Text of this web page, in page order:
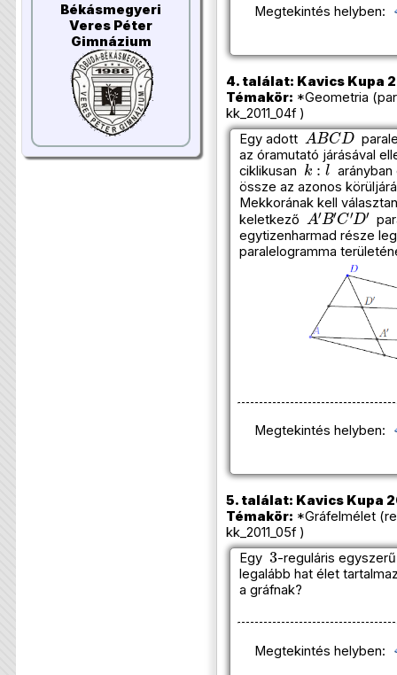
Békásmegyeri
Veres Péter
Gimnázium
Megtekintés helyben:
4. találat: Kavics Kupa
Témakör: *Geometria
kk_2011_04f )
Egy adott
ABCD
az óramutató járásával
ciklikusan
k:l
össze az azonos
Mekkorának kell
keletkező
A′B′C′D′
egytizenharmad része
paralelogramma
Megtekintés helyben:
5. találat: Kavics Kupa
Témakör: *Gráfelmélet
kk_2011_05f )
Egy
3
-reguláris
legalább hat élet
a gráfnak?
Megtekintés helyben: